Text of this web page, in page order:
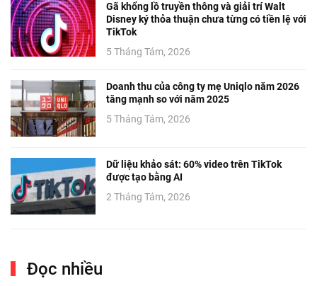
Gã khổng lồ truyền thông và giải trí Walt
Disney ký thỏa thuận chưa từng có tiền lệ với
TikTok
5 Tháng Tám, 2026
Doanh thu của công ty mẹ Uniqlo năm 2026
tăng mạnh so với năm 2025
5 Tháng Tám, 2026
Dữ liệu khảo sát: 60% video trên TikTok
được tạo bằng AI
2 Tháng Tám, 2026
Đọc nhiều